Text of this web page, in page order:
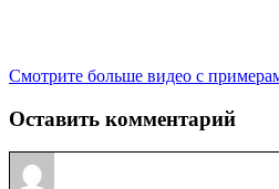
Смотрите больше видео с
Оставить комментарий